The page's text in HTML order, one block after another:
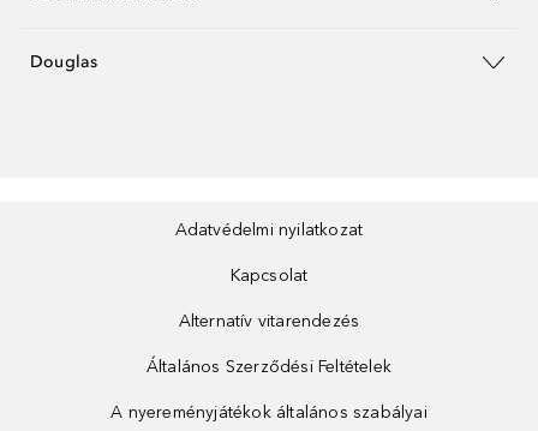
Douglas
Adatvédelmi nyilatkozat
Kapcsolat
Alternatív vitarendezés
Általános Szerződési Feltételek
A nyereményjátékok általános szabályai